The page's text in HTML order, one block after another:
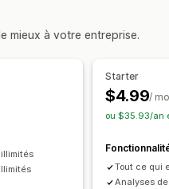
en page personnalisées
mieux à votre entreprise.
Starter
$4.99/
ou $35.93/an
Tout ce qui
Analyses